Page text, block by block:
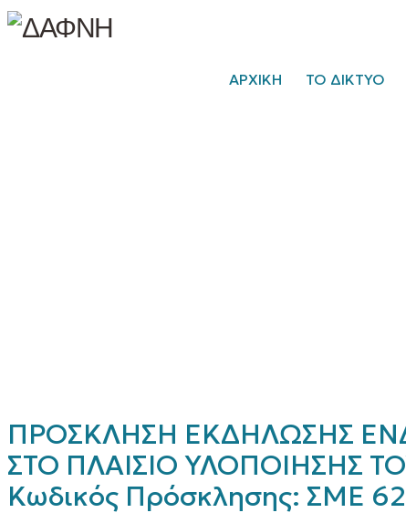
ΑΡΧΙΚΗ ΤΟ ΔΙΚΤΥΟ
ΠΡΟΣΚΛΗΣΗ ΕΚΔΗΛΩΣΗΣ
ΣΤΟ ΠΛΑΙΣΙΟ ΥΛΟΠΟΙΗΣΗΣ
Κωδικός Πρόσκλησης: ΣΜΕ